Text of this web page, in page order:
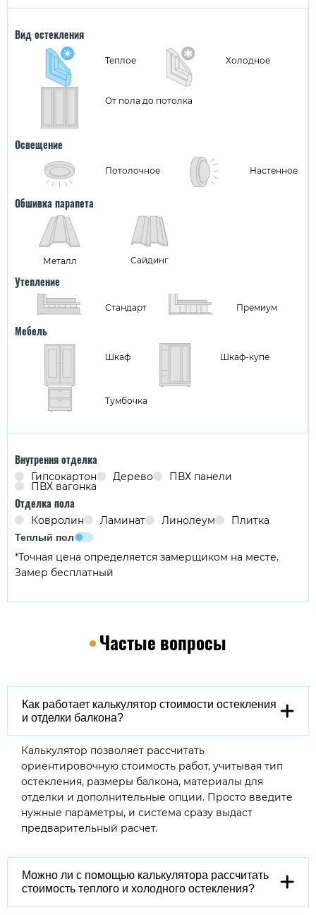
Вид остекления
Теплое Холодное
От пола до потолка
Освещение
Потолочное Настенное
Обшивка парапета
Металл Сайдинг
Утепление
Стандарт Премиум
Мебель
Шкаф Шкаф-купе
Тумбочка
Внутрення отделка
Гипсокартон Дерево ПВХ панели
ПВХ вагонка
Отделка пола
Ковролин Ламинат Линолеум Плитка
Теплый пол
*Точная цена определяется замерщиком на месте.
Замер бесплатный
Частые вопросы
Как работает калькулятор стоимости остекления
и отделки балкона?
Калькулятор позволяет рассчитать
ориентировочную стоимость работ, учитывая тип
остекления, размеры балкона, материалы для
отделки и дополнительные опции. Просто введите
нужные параметры, и система сразу выдаст
предварительный расчет.
Можно ли с помощью калькулятора рассчитать
стоимость теплого и холодного остекления?